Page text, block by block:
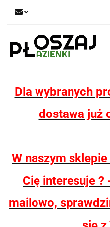
Dla wybranych
dostawa już
W naszym
Cię interesuje ?
mailowo,